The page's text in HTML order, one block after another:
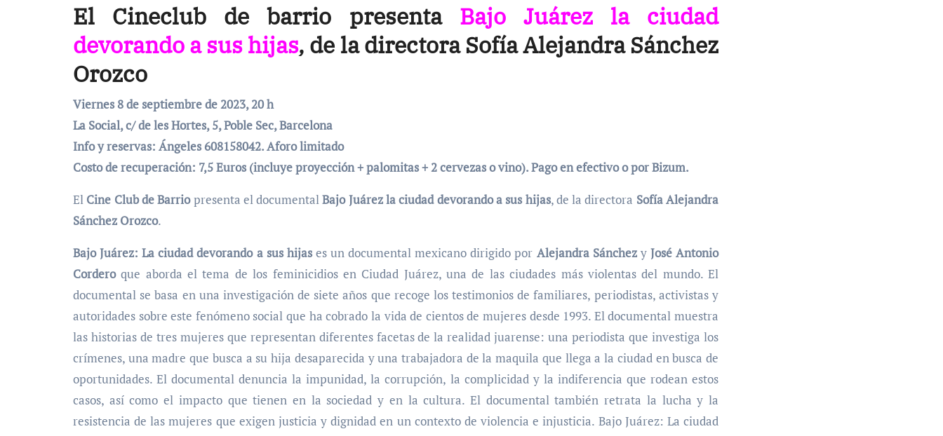
El Cineclub de barrio presenta Bajo Juárez la ciudad
devorando a sus hijas, de la directora Sofía Alejandra Sánchez
Orozco
Viernes 8 de septiembre de 2023, 20 h
La Social, c/ de les Hortes, 5, Poble Sec, Barcelona
Info y reservas: Ángeles 608158042. Aforo limitado
Costo de recuperación: 7,5 Euros (incluye proyección + palomitas + 2 cervezas o vino). Pago en efectivo o por Bizum.
El Cine Club de Barriopresenta el documentalBajo Juárez la ciudad devorando a sus hijas, de la directora Sofía Alejandra
Sánchez Orozco.
Bajo Juárez: La ciudad devorando a sus hijases un documental mexicano dirigido por Alejandra Sánchezy José Antonio
Corderoque aborda el tema de los feminicidios en Ciudad Juárez, una de las ciudades más violentas del mundo. El
documental se basa en una investigación de siete años que recoge los testimonios de familiares, periodistas, activistas y
autoridades sobre este fenómeno social que ha cobrado la vida de cientos de mujeres desde 1993. El documental muestra
las historias de tres mujeres que representan diferentes facetas de la realidad juarense: una periodista que investiga los
crímenes, una madre que busca a su hija desaparecida y una trabajadora de la maquila que llega a la ciudad en busca de
oportunidades. El documental denuncia la impunidad, la corrupción, la complicidad y la indiferencia que rodean estos
casos, así como el impacto que tienen en la sociedad y en la cultura. El documental también retrata la lucha y la
resistencia de las mujeres que exigen justicia y dignidad en un contexto de violencia e injusticia. Bajo Juárez: La ciudad